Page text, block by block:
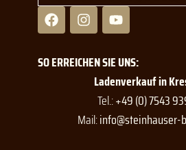
F
a
c
e
b
I
n
s
t
a
m
Y
o
u
t
u
b
e
SO ERREICHEN SIE UNS:
Ladenverkauf in
Tel.:+49 (0) 7543
Mail:info@steinhauser-